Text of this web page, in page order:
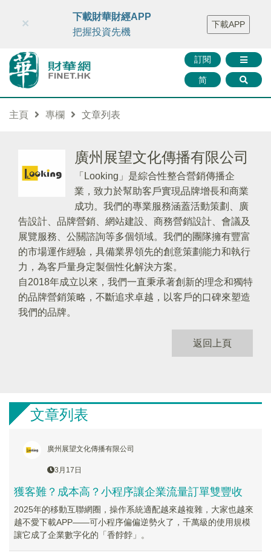
財華智庫網 FINTV FINMETA 財華證券 媒體矩陣
智庫沙龍
聯絡我們
訂閱
简
×
下載財華財經APP
把握投資先機
下載APP
主頁 專欄 文章列表
廣州展望文化傳播有限公司
「Looking」是綜合性整合營銷傳播企
業，致力於幫助客戶實現品牌增長和商業
成功。我們的專業服務涵蓋活動策劃、廣
告設計、品牌營銷、網站建設、商務營銷設計、會議及
展覽服務、公關諮詢等多個領域。我們的團隊擁有豐富
的市場運作經驗，具備業界領先的創意策劃能力和執行
力，為客戶量身定製個性化解決方案。
自2018年成立以來，我們一直秉承著創新的理念和獨特
的品牌營銷策略，不斷追求卓越，以客戶的口碑來塑造
我們的品牌。
返回上頁
文章列表
廣州展望文化傳播有限公司
3月17日
獲客難？成本高？小程序讓企業流量訂單雙豐收
2025年的移動互聯網圈，操作系統適配越來越複雜，大家也越來
越不愛下載APP——可小程序偏偏逆勢火了，千萬級的使用規模
讓它成了企業數字化的「香餑餑」。